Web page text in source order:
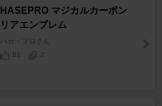
HASEPRO マジカルカーボン
リアエンブレム
ハセ・プロさん
91
2